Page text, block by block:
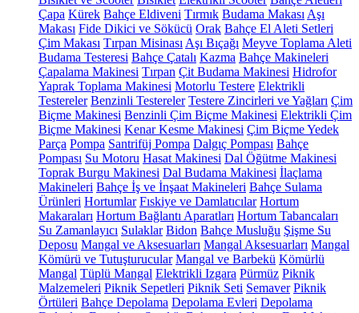
Çapa Kürek Bahçe Eldiveni Tırmık Budama Makası Aşı
Makası Fide Dikici ve Sökücü Orak Bahçe El Aleti Setleri
Çim Makası Tırpan Misinası Aşı Bıçağı Meyve Toplama Aleti
Budama Testeresi Bahçe Çatalı Kazma Bahçe Makineleri
Çapalama Makinesi Tırpan Çit Budama Makinesi Hidrofor
Yaprak Toplama Makinesi Motorlu Testere Elektrikli
Testereler Benzinli Testereler Testere Zincirleri ve Yağları Çim
Biçme Makinesi Benzinli Çim Biçme Makinesi Elektrikli Çim
Biçme Makinesi Kenar Kesme Makinesi Çim Biçme Yedek
Parça Pompa Santrifüj Pompa Dalgıç Pompası Bahçe
Pompası Su Motoru Hasat Makinesi Dal Öğütme Makinesi
Toprak Burgu Makinesi Dal Budama Makinesi İlaçlama
Makineleri Bahçe İş ve İnşaat Makineleri Bahçe Sulama
Ürünleri Hortumlar Fıskiye ve Damlatıcılar Hortum
Makaraları Hortum Bağlantı Aparatları Hortum Tabancaları
Su Zamanlayıcı Sulaklar Bidon Bahçe Musluğu Şişme Su
Deposu Mangal ve Aksesuarları Mangal Aksesuarları Mangal
Kömürü ve Tutuşturucular Mangal ve Barbekü Kömürlü
Mangal Tüplü Mangal Elektrikli Izgara Pürmüz Piknik
Malzemeleri Piknik Sepetleri Piknik Seti Semaver Piknik
Örtüleri Bahçe Depolama Depolama Evleri Depolama